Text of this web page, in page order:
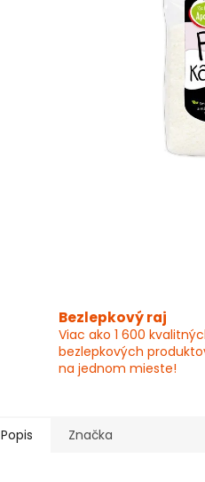
Bezlepkový raj
Viac ako 1 600
bezlepkových
na jednom mieste!
Popis Značka